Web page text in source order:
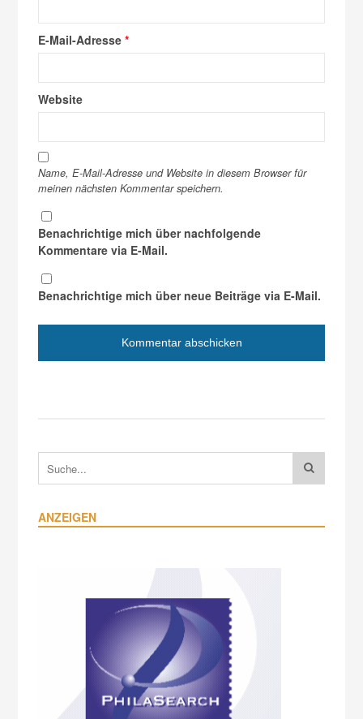
E-Mail-Adresse*
Website
Name, E-Mail-Adresse und Website in diesem Browser für
meinen nächsten Kommentar speichern.
Benachrichtige mich über nachfolgende
Kommentare via E-Mail.
Benachrichtige mich über neue Beiträge via E-Mail.
ANZEIGEN